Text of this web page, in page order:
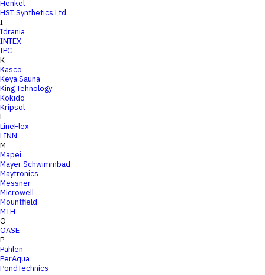
Henkel
HST Synthetics Ltd
I
Idrania
INTEX
IPC
K
Kasco
Keya Sauna
King Tehnology
Kokido
Kripsol
L
LineFlex
LINN
M
Mapei
Mayer Schwimmbad
Maytronics
Messner
Microwell
Mountfield
MTH
O
OASE
P
Pahlen
PerAqua
PondTechnics